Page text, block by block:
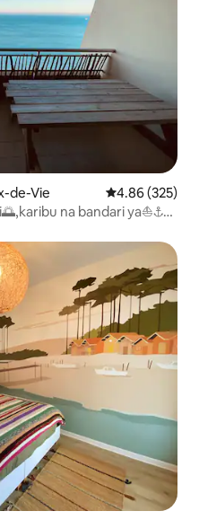
de-Vie Ukadiriaji wa
4.86 (325)
na bandari ya⛵️⚓️